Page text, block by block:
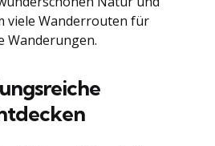
viele Wanderrouten für
Wanderungen.